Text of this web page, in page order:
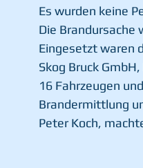
Es wurden keine
Die Brandursache
Eingesetzt waren
Skog Bruck
16 Fahrzeugen
Brandermittlung
Peter Koch,